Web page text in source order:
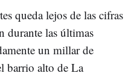
queda lejos de las cifras
durante las últimas
un millar de
barrio alto de La